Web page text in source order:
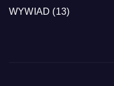
WYWIAD (13)